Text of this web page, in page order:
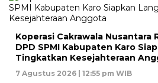
Koperasi Cakrawala Nusantara
DPD SPMI Kabupaten Karo
Tingkatkan Kesejahteraan
7 Agustus 2026 | 12:55 pm WIB